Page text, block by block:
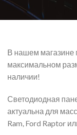
В нашем магазине
максимальном
наличии!
Светодиодная
актуальна для
Ram, Ford Raptor